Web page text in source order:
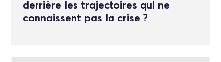
derrière les trajectoires qui ne
connaissent pas la crise ?